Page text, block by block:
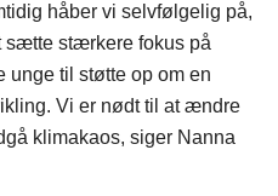
håber vi selvfølgelig på,
sætte stærkere fokus på
unge til støtte op om en
Vi er nødt til at ændre
klimakaos, siger Nanna